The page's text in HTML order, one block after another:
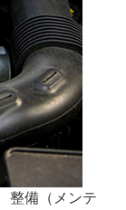
整備（メンテ